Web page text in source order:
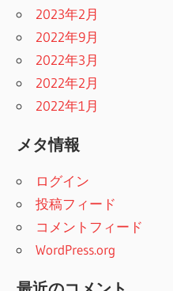
2023年2月
2022年9月
2022年3月
2022年2月
2022年1月
メタ情報
ログイン
投稿フィード
コメントフィード
WordPress.org